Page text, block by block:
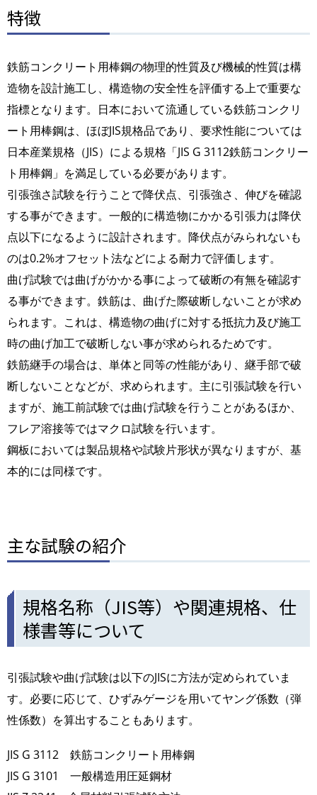
特徴
鉄筋コンクリート用棒鋼の物理的性質及び機械的性質は構
造物を設計施工し、構造物の安全性を評価する上で重要な
指標となります。日本において流通している鉄筋コンクリ
ート用棒鋼は、ほぼJIS規格品であり、要求性能については
日本産業規格（JIS）による規格「JIS G 3112鉄筋コンクリー
ト用棒鋼」を満足している必要があります。
引張強さ試験を行うことで降伏点、引張強さ、伸びを確認
する事ができます。一般的に構造物にかかる引張力は降伏
点以下になるように設計されます。降伏点がみられないも
のは0.2%オフセット法などによる耐力で評価します。
曲げ試験では曲げがかかる事によって破断の有無を確認す
る事ができます。鉄筋は、曲げた際破断しないことが求め
られます。これは、構造物の曲げに対する抵抗力及び施工
時の曲げ加工で破断しない事が求められるためです。
鉄筋継手の場合は、単体と同等の性能があり、継手部で破
断しないことなどが、求められます。主に引張試験を行い
ますが、施工前試験では曲げ試験を行うことがあるほか、
フレア溶接等ではマクロ試験を行います。
鋼板においては製品規格や試験片形状が異なりますが、基
本的には同様です。
主な試験の紹介
規格名称（JIS等）や関連規格、仕
様書等について
引張試験や曲げ試験は以下のJISに方法が定められていま
す。必要に応じて、ひずみゲージを用いてヤング係数（弾
性係数）を算出することもあります。
JIS G 3112 鉄筋コンクリート用棒鋼
JIS G 3101 一般構造用圧延鋼材